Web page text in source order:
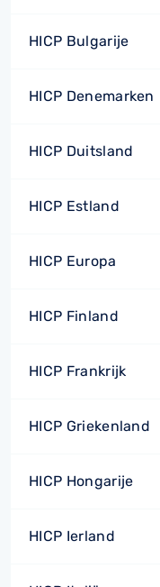
HICP Bulgarije
HICP Denemarken
HICP Duitsland
HICP Estland
HICP Europa
HICP Finland
HICP Frankrijk
HICP Griekenland
HICP Hongarije
HICP Ierland